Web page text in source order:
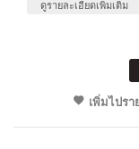
ดูรายละเอียดเพิ่มเติม
เพิ่มไปรา